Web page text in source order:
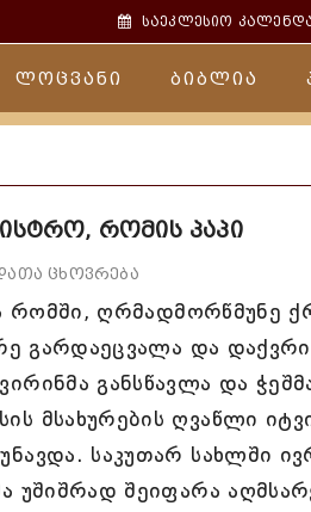
საეკლესიო
ლოცვანი ბიბლია
რომის პაპი
ცხოვრება
რომში, ღრმადმორწმუნე
გარდაეცვალა და
განსწავლა და
მსახურების ღვაწლი
საკუთარ სახლში
უშიშრად შეიფარა